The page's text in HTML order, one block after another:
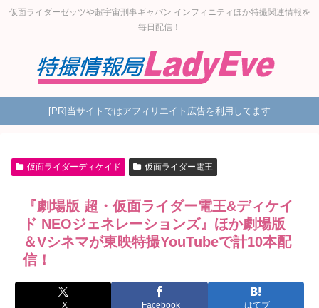
仮面ライダーゼッツや超宇宙刑事ギャバン インフィニティほか特撮関連情報を
毎日配信！
[PR]当サイトではアフィリエイト広告を利用してます
仮面ライダーディケイド 仮面ライダー電王
『劇場版 超・仮面ライダー電王&ディケイ
ド NEOジェネレーションズ』ほか劇場版
＆Vシネマが東映特撮YouTubeで計10本配
信！
X Facebook はてブ